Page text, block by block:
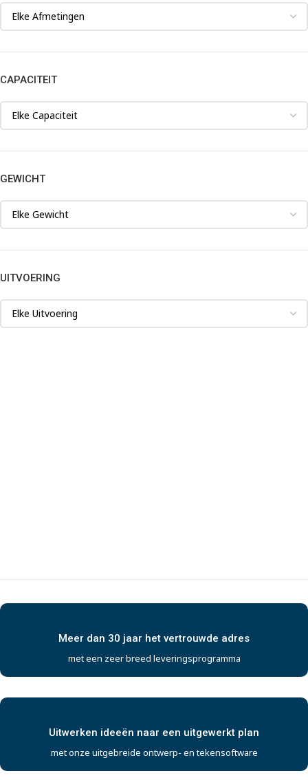
CAPACITEIT
GEWICHT
UITVOERING
Meer dan 30 jaar het vertrouwde adres
met een zeer breed leveringsprogramma
Uitwerken ideeën naar een uitgewerkt plan
met onze uitgebreide ontwerp- en tekensoftware